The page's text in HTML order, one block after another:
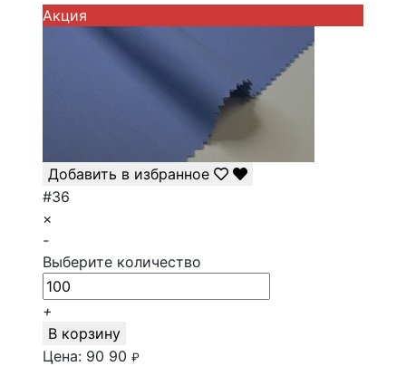
Акция
Добавить в избранное
#36
×
-
Выберите количество
+
В корзину
Цена: 90 90 ₽